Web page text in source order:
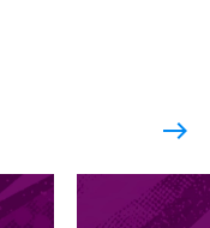
east